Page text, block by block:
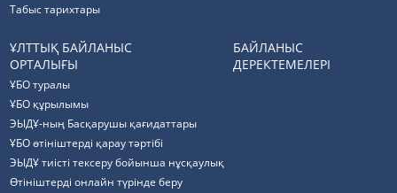
Табыс тарихтары
ҰЛТТЫҚ БАЙЛАНЫС
ОРТАЛЫҒЫ
ҰБО туралы
ҰБО құрылымы
ЭЫДҰ-ның Басқарушы қағидаттары
ҰБО өтініштерді қарау тәртібі
ЭЫДҰ тиісті тексеру бойынша нұсқаулық
Өтініштерді онлайн түрінде беру
БАЙЛАНЫС
ДЕРЕКТЕМЕЛЕРІ